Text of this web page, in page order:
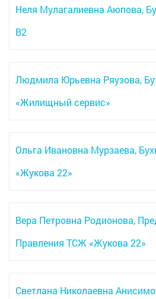
Неля Мулагалиевна Аюпова,
В2
Людмила Юрьевна Ряузова,
«Жилищный сервис»
Ольга Ивановна Мурзаева,
«Жукова 22»
Вера Петровна Родионова,
Правления ТСЖ «Жукова 22»
Светлана Николаевна